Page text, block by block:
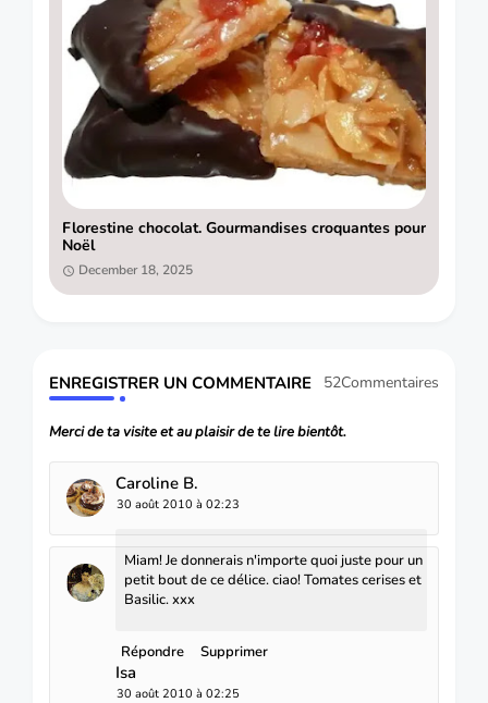
Florestine chocolat. Gourmandises croquantes pour
Noël
December 18, 2025
ENREGISTRER UN COMMENTAIRE 52Commentaires
Merci de ta visite et au plaisir de te lire bientôt.
Caroline B.
30 août 2010 à 02:23
Miam! Je donnerais n'importe quoi juste pour un
petit bout de ce délice. ciao! Tomates cerises et
Basilic. xxx
Répondre Supprimer
Isa
30 août 2010 à 02:25